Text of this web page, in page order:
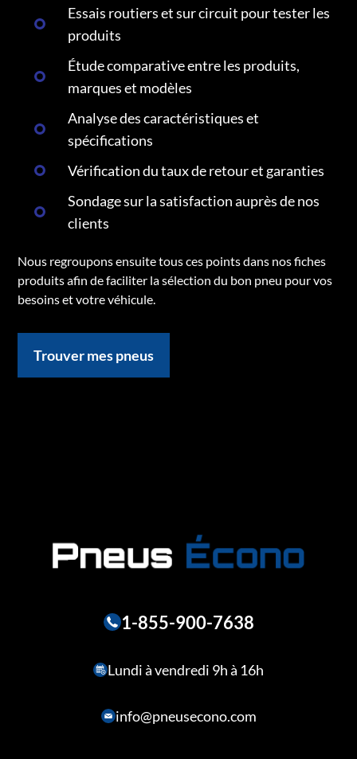
Essais routiers et sur circuit pour tester les
produits
Étude comparative entre les produits,
marques et modèles
Analyse des caractéristiques et
spécifications
Vérification du taux de retour et garanties
Sondage sur la satisfaction auprès de nos
clients
Nous regroupons ensuite tous ces points dans nos fiches
produits afin de faciliter la sélection du bon pneu pour vos
besoins et votre véhicule.
Trouver mes pneus
1-855-900-7638
Lundi à vendredi 9h à 16h
info@pneusecono.com